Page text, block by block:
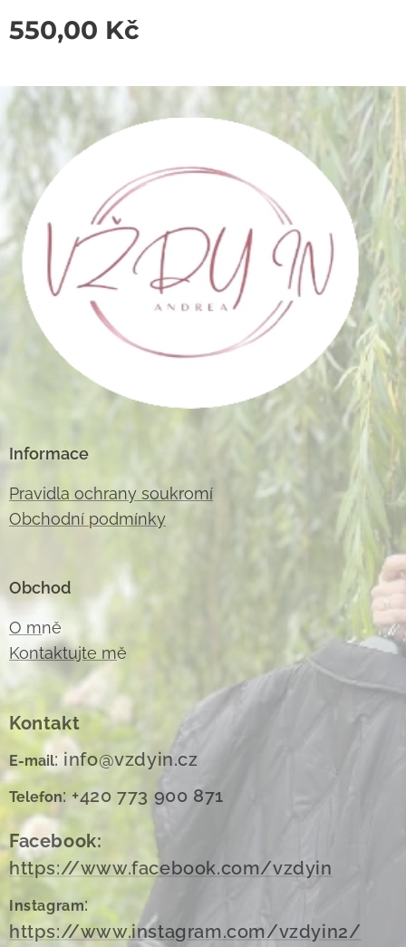
550,00 Kč
Informace
Pravidla ochrany soukromí
Obchodní podmínky
Obchod
O mně
Kontaktujte mě
Kontakt
E-mail: info@vzdyin.cz
Telefon: +420 773 900 871
Facebook:
https://www.facebook.com/vzdyin
Instagram:
https://www.instagram.com/vzdyin2/